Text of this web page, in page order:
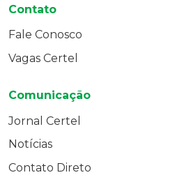
Contato
Fale Conosco
Vagas Certel
Comunicação
Jornal Certel
Notícias
Contato Direto